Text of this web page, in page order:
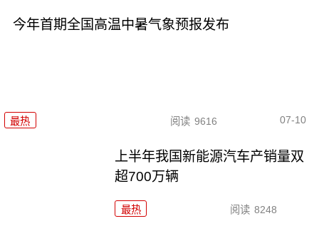
今年首期全国高温中暑气象预报发布
最热 阅读 9616 07-10
上半年我国新能源汽车产销量双
超700万辆
最热 阅读 8248